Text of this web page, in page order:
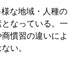
な地域・人種の
なっている。一
慣習の違いによ
い。